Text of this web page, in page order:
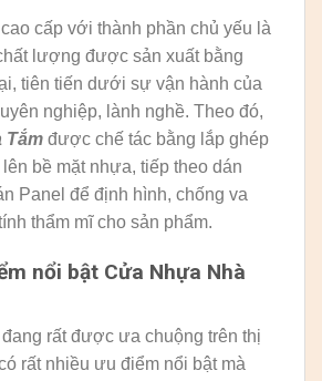
cấp với thành phần chủ yếu là
lượng được sản xuất bằng
tiên tiến dưới sự vận hành của
nghiệp, lành nghề. Theo đó,
Tắm được chế tác bằng lắp ghép
bề mặt nhựa, tiếp theo dán
Panel để định hình, chống va
thẩm mĩ cho sản phẩm.
nổi bật Cửa Nhựa Nhà
rất được ưa chuộng trên thị
rất nhiều ưu điểm nổi bật mà